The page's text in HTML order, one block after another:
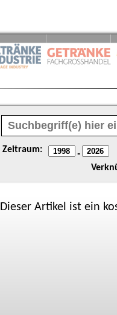
Zeitraum: -
Dieser Artikel ist ein